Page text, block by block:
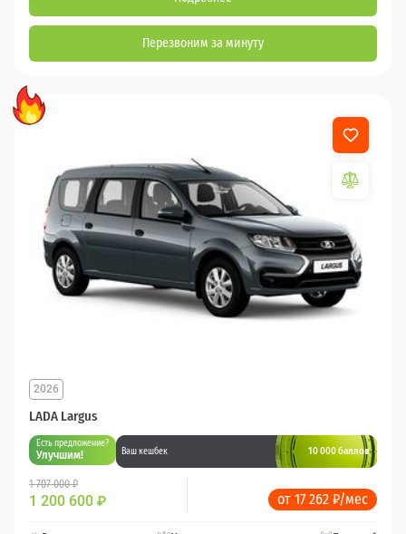
Перезвоним за минуту
LADA Largus
2026
Есть предложение?
Улучшим! Ваш кешбек 10 000 баллов
1 707 000 ₽
1 200 600 ₽ от 17 262 ₽/мес